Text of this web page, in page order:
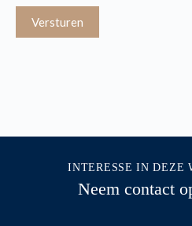
INTERESSE IN DEZE
Neem contact